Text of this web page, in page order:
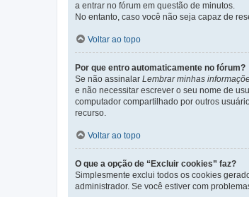
a entrar no fórum em questão de minutos.
No entanto, caso você não seja capaz de
Voltar ao topo
Por que entro automaticamente no fórum?
Se não assinalar Lembrar minhas
e não necessitar escrever o seu nome de
computador compartilhado por outros
recurso.
Voltar ao topo
O que a opção de “Excluir cookies” faz?
Simplesmente exclui todos os cookies
administrador. Se você estiver com